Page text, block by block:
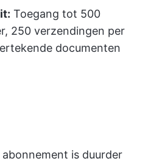
Toegang tot 500
250 verzendingen per
documenten
abonnement is duurder